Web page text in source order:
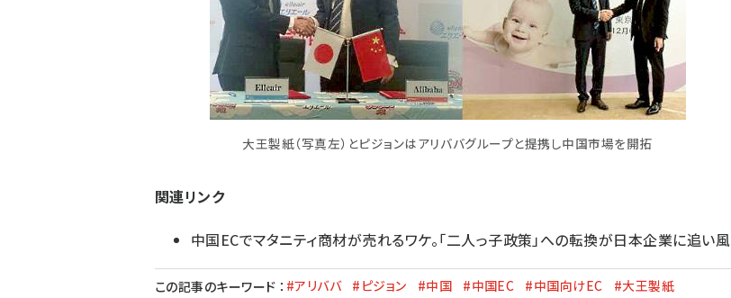
大王製紙（写真左）とピジョンはアリババグループと提携し中国市場を開拓
関連リンク
中国ECでマタニティ商材が売れるワケ。「二人っ子政策」への転換が日本企業に追い風
この記事のキーワード ： #アリババ #ピジョン #中国 #中国EC #中国向けEC #大王製紙